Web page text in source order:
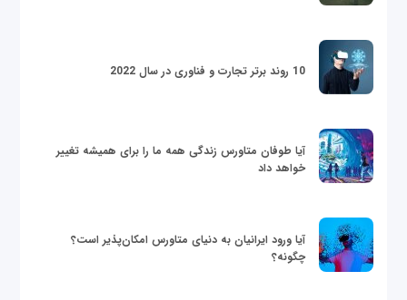
10 روند برتر تجارت و فناوری در سال 2022
آیا طوفان متاورس زندگی همه ما را برای همیشه تغییر
خواهد داد
آیا ورود ایرانیان به دنیای متاورس امکان‌پذیر است؟
چگونه؟